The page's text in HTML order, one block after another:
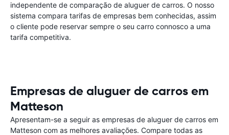
independente de comparação de aluguer de carros. O nosso
sistema compara tarifas de empresas bem conhecidas, assim
o cliente pode reservar sempre o seu carro connosco a uma
tarifa competitiva.
Empresas de aluguer de carros em
Matteson
Apresentam-se a seguir as empresas de aluguer de carros em
Matteson com as melhores avaliações. Compare todas as